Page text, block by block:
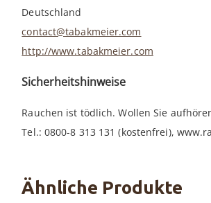
Deutschland
contact@tabakmeier.com
http://www.tabakmeier.com
Sicherheitshinweise
Rauchen ist tödlich. Wollen Sie
Tel.: 0800-8 313 131 (kostenfrei),
Ähnliche Produkte